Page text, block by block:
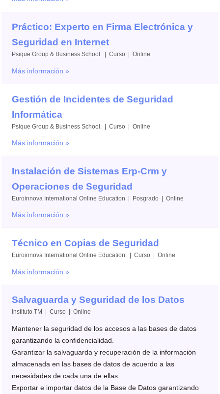
Práctico: Experto en Firma Electrónica y
Seguridad en Internet
Psique Group & Business School. | Curso | Online
Más información »
Gestión de Incidentes de Seguridad
Informática
Psique Group & Business School. | Curso | Online
Más información »
Instalación de Sistemas Erp-Crm y
Operaciones de Seguridad
Euroinnova International Online Education | Posgrado | Online
Más información »
Técnico en Copias de Seguridad
Euroinnova International Online Education. | Curso | Online
Más información »
Salvaguarda y Seguridad de los Datos
Instituto TM | Curso | Online
Mantener la seguridad de los accesos a las bases de datos
garantizando la confidencialidad.
Garantizar la salvaguarda y recuperación de la información
almacenada en las bases de datos de acuerdo a las
necesidades de cada una de ellas.
Exportar e importar datos de la Base de Datos garantizando